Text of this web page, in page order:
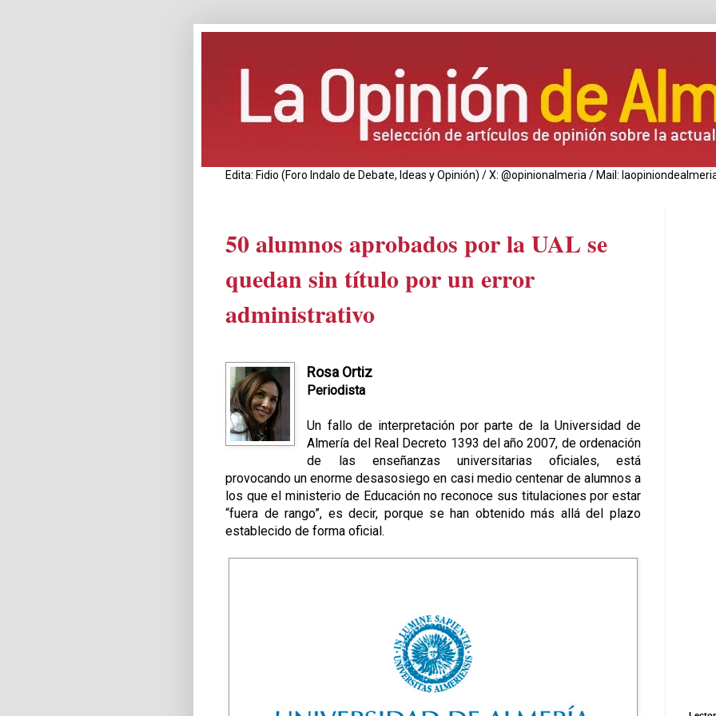
Edita: Fidio (Foro Indalo de Debate, Ideas y Opinión) / X: @opinionalmeria / Mail:
50 alumnos aprobados por la UAL se
quedan sin título por un error
administrativo
Rosa Ortiz
Periodista
Un fallo de interpretación por parte de la Universidad de
Almería del Real Decreto 1393 del año 2007, de ordenación
de las enseñanzas universitarias oficiales, está
provocando un enorme desasosiego en casi medio centenar de alumnos a
los que el ministerio de Educación no reconoce sus titulaciones por estar
“fuera de rango”, es decir, porque se han obtenido más allá del plazo
establecido de forma oficial.